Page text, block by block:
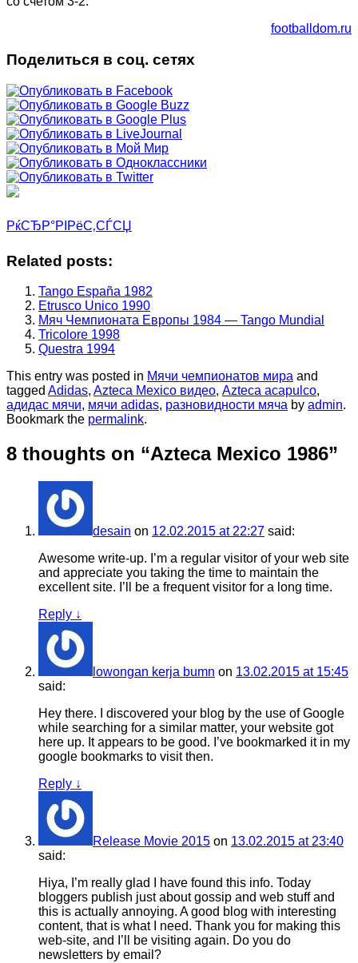
footballdom.ru
Поделиться в соц. сетях
РќСЂР°РІРёС‚СЃСЏ
Related posts:
Tango España 1982
Etrusco Unico 1990
Мяч Чемпионата Европы 1984 — Tango Mundial
Tricolore 1998
Questra 1994
This entry was posted in Мячи чемпионатов мира and
tagged Adidas, Azteca Mexico видео, Аzteca acapulco,
адидас мячи, мячи adidas, разновидности мяча by admin.
Bookmark the permalink.
8 thoughts on “Azteca Mexico 1986”
desain on 12.02.2015 at 22:27 said:
Awesome write-up. I’m a regular visitor of your web site
and appreciate you taking the time to maintain the
excellent site. I’ll be a frequent visitor for a long time.
Reply ↓
lowongan kerja bumn on 13.02.2015 at 15:45
said:
Hey there. I discovered your blog by the use of Google
while searching for a similar matter, your website got
here up. It appears to be good. I’ve bookmarked it in my
google bookmarks to visit then.
Reply ↓
Release Movie 2015 on 13.02.2015 at 23:40
said:
Hiya, I’m really glad I have found this info. Today
bloggers publish just about gossip and web stuff and
this is actually annoying. A good blog with interesting
content, that is what I need. Thank you for making this
web-site, and I’ll be visiting again. Do you do
newsletters by email?